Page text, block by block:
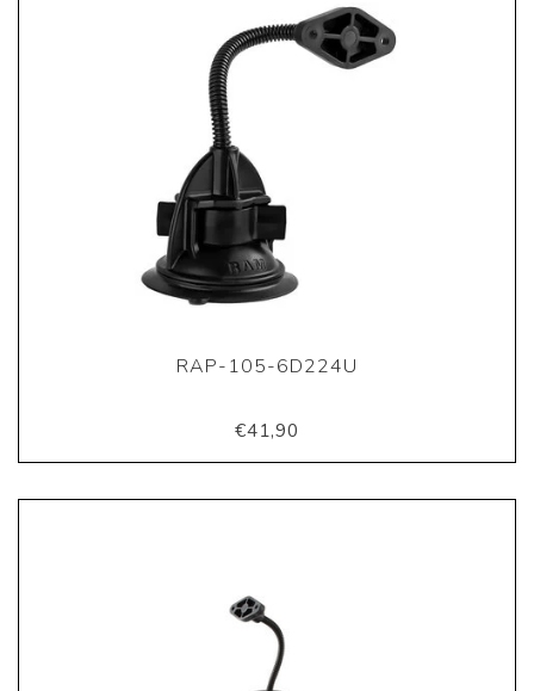
RAP-105-6D224U
€41,90